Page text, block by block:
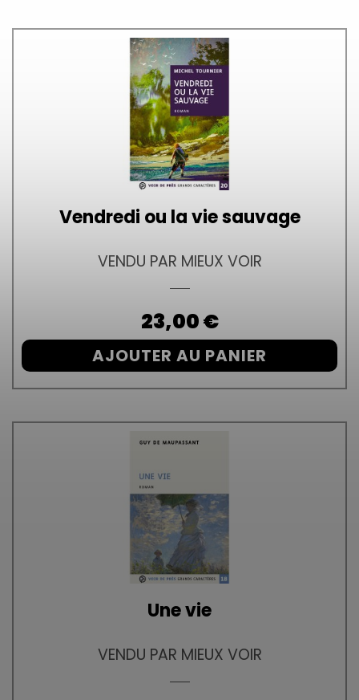
Vendredi ou la vie sauvage
VENDU PAR MIEUX VOIR
Prix
23,00 €
AJOUTER AU PANIER
Une vie
VENDU PAR MIEUX VOIR